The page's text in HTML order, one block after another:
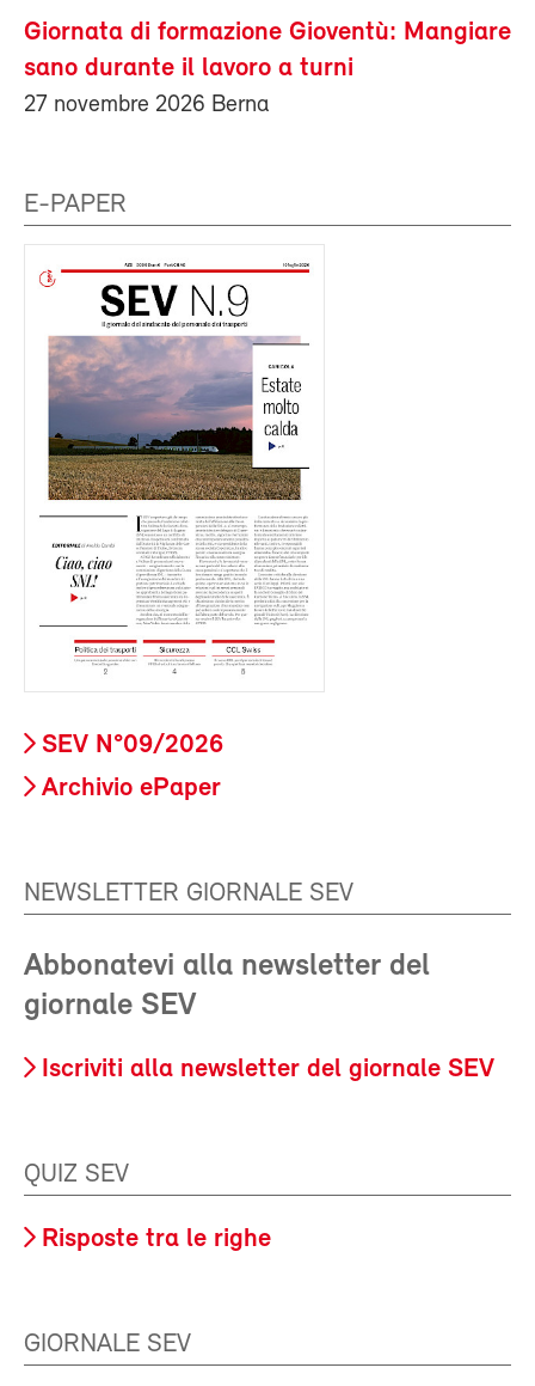
Giornata di formazione Gioventù: Mangiare
sano durante il lavoro a turni
27 novembre 2026 Berna
E-PAPER
SEV N°09/2026
Archivio ePaper
NEWSLETTER GIORNALE SEV
Abbonatevi alla newsletter del
giornale SEV
Iscriviti alla newsletter del giornale SEV
QUIZ SEV
Risposte tra le righe
GIORNALE SEV